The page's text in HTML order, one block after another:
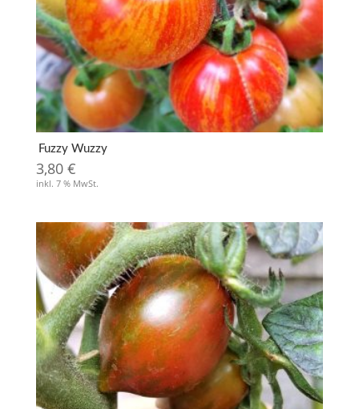
Fuzzy Wuzzy
3,80 €
inkl. 7 % MwSt.